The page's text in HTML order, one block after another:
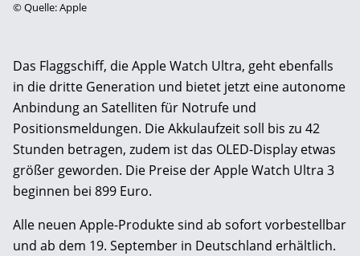
©Quelle: Apple
Das Flaggschiff, die Apple Watch Ultra, geht ebenfalls
in die dritte Generation und bietet jetzt eine autonome
Anbindung an Satelliten für Notrufe und
Positionsmeldungen. Die Akkulaufzeit soll bis zu 42
Stunden betragen, zudem ist das OLED-Display etwas
größer geworden. Die Preise der Apple Watch Ultra 3
beginnen bei 899 Euro.
Alle neuen Apple-Produkte sind ab sofort vorbestellbar
und ab dem 19. September in Deutschland erhältlich.